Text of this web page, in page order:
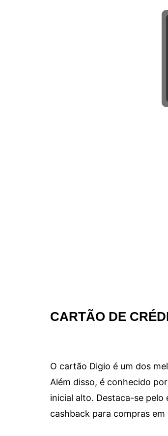
CARTÃO DE
O cartão Digio é um dos
Além disso, é conhecido
inicial alto. Destaca-se
cashback para compras em